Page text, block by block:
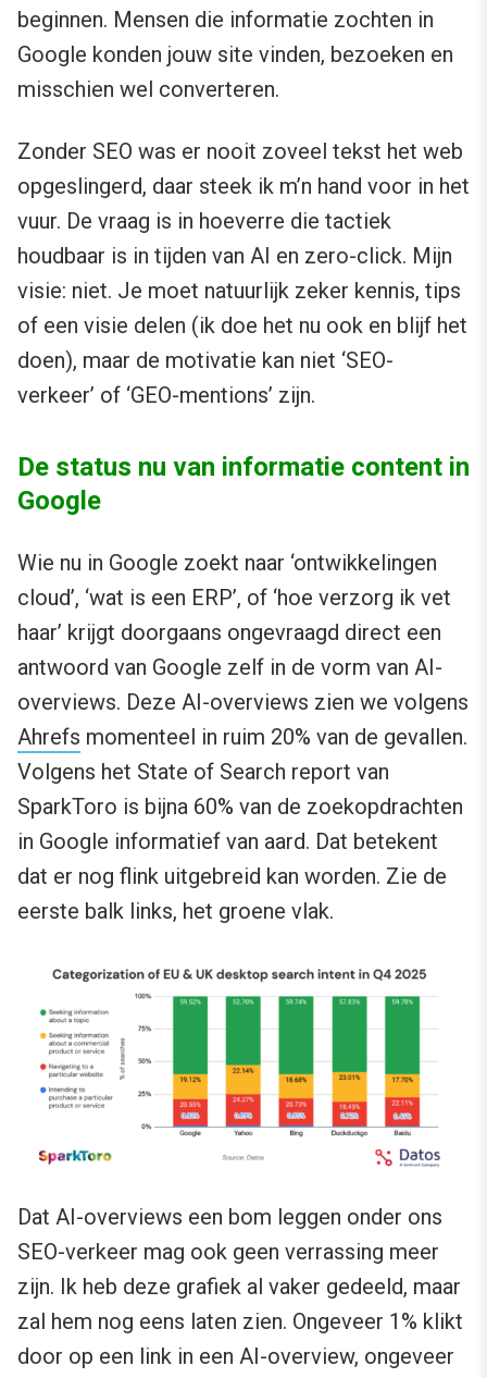
beginnen. Mensen die informatie zochten in
Google konden jouw site vinden, bezoeken en
misschien wel converteren.
Zonder SEO was er nooit zoveel tekst het web
opgeslingerd, daar steek ik m’n hand voor in het
vuur. De vraag is in hoeverre die tactiek
houdbaar is in tijden van AI en zero-click. Mijn
visie: niet. Je moet natuurlijk zeker kennis, tips
of een visie delen (ik doe het nu ook en blijf het
doen), maar de motivatie kan niet ‘SEO-
verkeer’ of ‘GEO-mentions’ zijn.
De status nu van informatie content in
Google
Wie nu in Google zoekt naar ‘ontwikkelingen
cloud’, ‘wat is een ERP’, of ‘hoe verzorg ik vet
haar’ krijgt doorgaans ongevraagd direct een
antwoord van Google zelf in de vorm van AI-
overviews. Deze AI-overviews zien we volgens
Ahrefs momenteel in ruim 20% van de gevallen.
Volgens het State of Search report van
SparkToro is bijna 60% van de zoekopdrachten
in Google informatief van aard. Dat betekent
dat er nog flink uitgebreid kan worden. Zie de
eerste balk links, het groene vlak.
Dat AI-overviews een bom leggen onder ons
SEO-verkeer mag ook geen verrassing meer
zijn. Ik heb deze grafiek al vaker gedeeld, maar
zal hem nog eens laten zien. Ongeveer 1% klikt
door op een link in een AI-overview, ongeveer